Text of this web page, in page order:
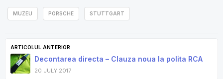
MUZEU PORSCHE STUTTGART
ARTICOLUL ANTERIOR
Decontarea directa – Clauza noua la polita RCA
20 JULY 2017